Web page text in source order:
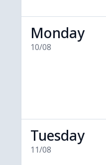
Monday
10/08
Tuesday
11/08